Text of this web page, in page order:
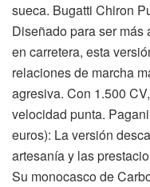
sueca. Bugatti Chiron
Diseñado para ser
en carretera, esta
relaciones de marcha
agresiva. Con 1.500
velocidad punta.
euros): La versión
artesanía y las
Su monocasco de